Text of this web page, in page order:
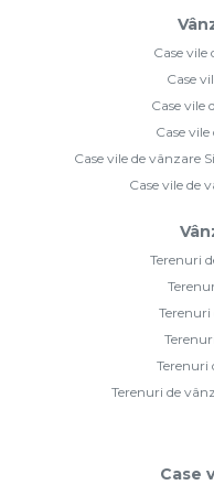
Case
Case
Case vile
Case
Case vile de vânzare
Case vile de
Terenuri
Terenuri
Terenuri de
Case